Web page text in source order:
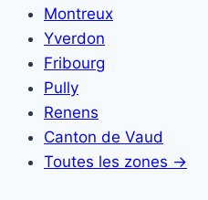
Montreux
Yverdon
Fribourg
Pully
Renens
Canton de Vaud
Toutes les zones →